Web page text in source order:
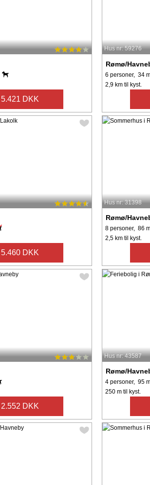
5.421 DKK
Hus nr: 59276
Rømø/
6 personer, 34
2,9 km til kyst.
5.460 DKK
Hus nr: 31398
Rømø/
8 personer, 86
2,5 km til kyst.
2.552 DKK
Hus nr: 43587
Rømø/
4 personer, 95
250 m til kyst.